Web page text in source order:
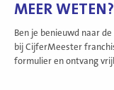
MEER WETEN?
Ben je benieuwd naar
bij CijferMeester
formulier en ontvang